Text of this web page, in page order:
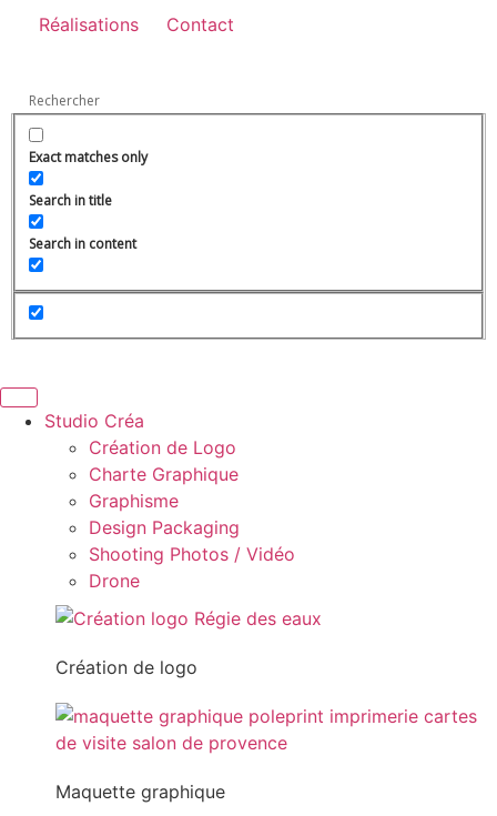
Réalisations Contact
Exact matches only
Search in title
Search in content
Studio Créa
Création de Logo
Charte Graphique
Graphisme
Design Packaging
Shooting Photos / Vidéo
Drone
Création de logo
Maquette graphique